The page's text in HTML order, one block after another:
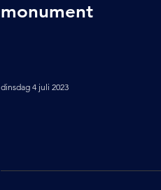
monument
dinsdag 4 juli 2023